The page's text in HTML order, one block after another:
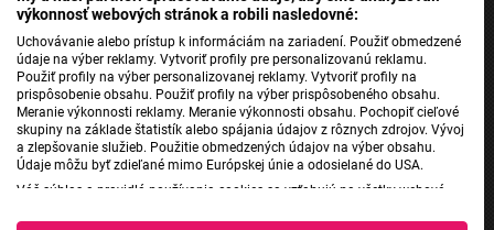
výkonnosť webových stránok a robili nasledovné:
Uchovávanie alebo prístup k informáciám na zariadení. Použiť obmedzené
údaje na výber reklamy. Vytvoriť profily pre personalizovanú reklamu.
Použiť profily na výber personalizovanej reklamy. Vytvoriť profily na
prispôsobenie obsahu. Použiť profily na výber prispôsobeného obsahu.
Meranie výkonnosti reklamy. Meranie výkonnosti obsahu. Pochopiť cieľové
skupiny na základe štatistík alebo spájania údajov z rôznych zdrojov. Vývoj
a zlepšovanie služieb. Použitie obmedzených údajov na výber obsahu.
Údaje môžu byť zdieľané mimo Európskej únie a odosielané do USA.
Váš súhlas a pravidlá používania cookies sa vzťahujú na všetky webové
Stred, Rádio Regina Západ, Rádio Patria, Rádio Devín, RTVS, Hudobné
Jednotka
Dvojka
24
Šport
Správy STVR
Podcasty